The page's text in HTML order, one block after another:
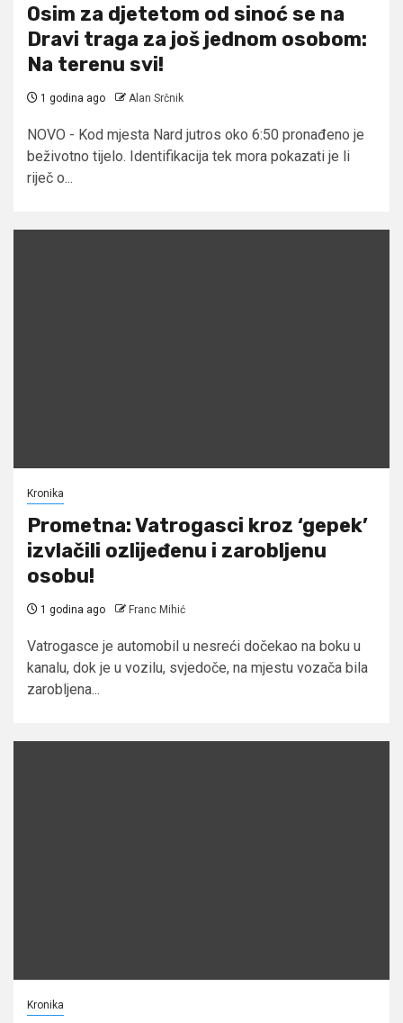
Osim za djetetom od sinoć se na
Dravi traga za još jednom osobom:
Na terenu svi!
1 godina ago Alan Srčnik
NOVO - Kod mjesta Nard jutros oko 6:50 pronađeno je
beživotno tijelo. Identifikacija tek mora pokazati je li
riječ o...
Kronika
Prometna: Vatrogasci kroz ‘gepek’
izvlačili ozlijeđenu i zarobljenu
osobu!
1 godina ago Franc Mihić
Vatrogasce je automobil u nesreći dočekao na boku u
kanalu, dok je u vozilu, svjedoče, na mjestu vozača bila
zarobljena...
Kronika